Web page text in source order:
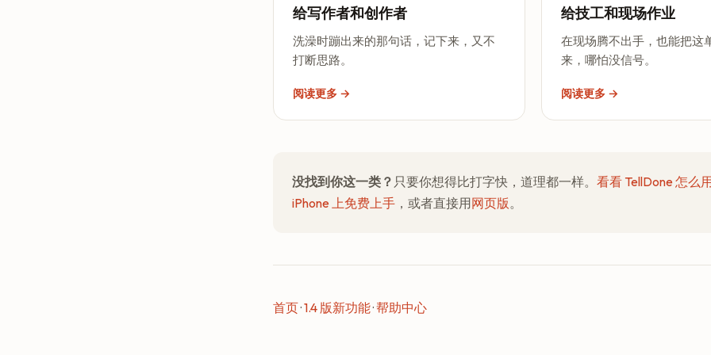
给写作者和创作者
洗澡时蹦出来的那句话，记下来，又不
打断思路。
阅读更多 →
给技工和现场作业
在现场腾不出手，也能把这
来，哪怕没信号。
阅读更多 →
没找到你这一类？ 只要你想得比打字快，道理都一样。 看看 TellDone 怎么
iPhone 上免费上手 ，或者直接用网页版。
首页·1.4 版新功能·帮助中心